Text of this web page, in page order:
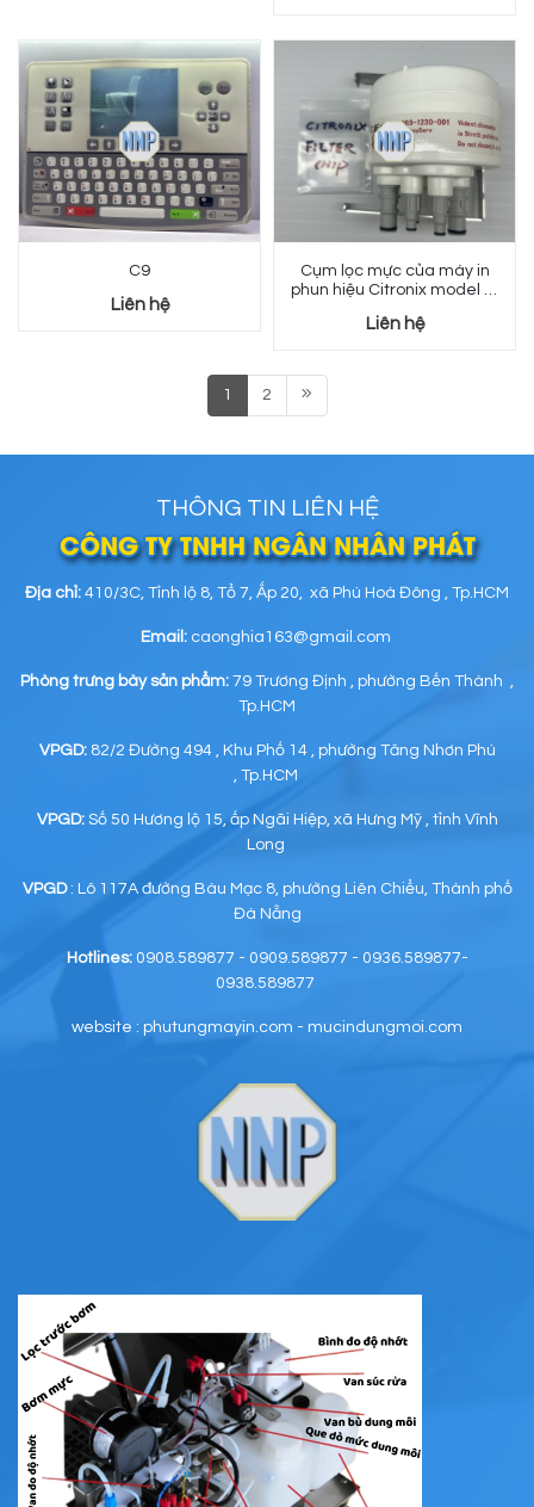
C9
Liên hệ
Cụm lọc mực của máy in
phun hiệu Citronix model Ci
Liên hệ
1 2
THÔNG TIN LIÊN HỆ
CÔNG TY TNHH NGÂN NHÂN PHÁT
Địa chỉ: 410/3C, Tỉnh lộ 8, Tổ 7, Ấp 20, xã Phú Hoà Đông , Tp.HCM
Email:caonghia163@gmail.com
Phòng trưng bày sản phẩm: 79 Trương Định , phường Bến Thành ,
Tp.HCM
VPGD:82/2 Đường 494 , Khu Phố 14 , phường Tăng Nhơn Phú
, Tp.HCM
VPGD:Số 50 Hương lộ 15, ấp Ngãi Hiệp, xã Hưng Mỹ , tỉnh Vĩnh
Long
VPGD: Lô 117A đường Bàu Mạc 8, phường Liên Chiểu, Thành phố
Đà Nẵng
Hotlines:0908.589877 - 0909.589877 - 0936.589877-
0938.589877
website : phutungmayin.com - mucindungmoi.com